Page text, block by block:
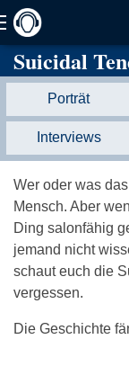
Suicidal
Porträt
Interviews
Wer oder was
Mensch. Aber
Ding salonfähig
jemand nicht
schaut euch die
vergessen.
Die Geschichte